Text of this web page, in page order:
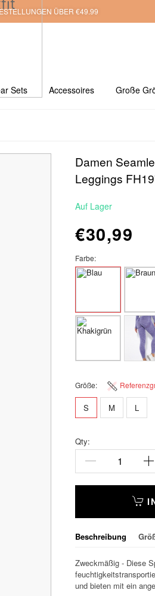
ÜBER €49.99
Sets Accessoires Große
Damen
Leggings
Auf Lager
€30,99
Farbe:
Größe:
S M L
Qty:
Beschreibung
Zweckmäßig - Diese
und bieten mit ein